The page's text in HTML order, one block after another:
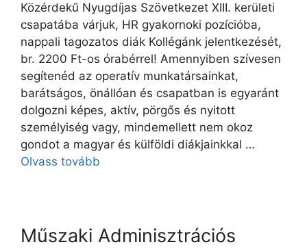
Közérdekű Nyugdíjas Szövetkezet XIII. kerületi
csapatába várjuk, HR gyakornoki pozícióba,
nappali tagozatos diák Kollégánk jelentkezését,
br. 2200 Ft-os órabérrel! Amennyiben szívesen
segítenéd az operatív munkatársainkat,
barátságos, önállóan és csapatban is egyaránt
dolgozni képes, aktív, pörgős és nyitott
személyiség vagy, mindemellett nem okoz
gondot a magyar és külföldi diákjainkkal …
Olvass tovább
Műszaki Adminisztrációs